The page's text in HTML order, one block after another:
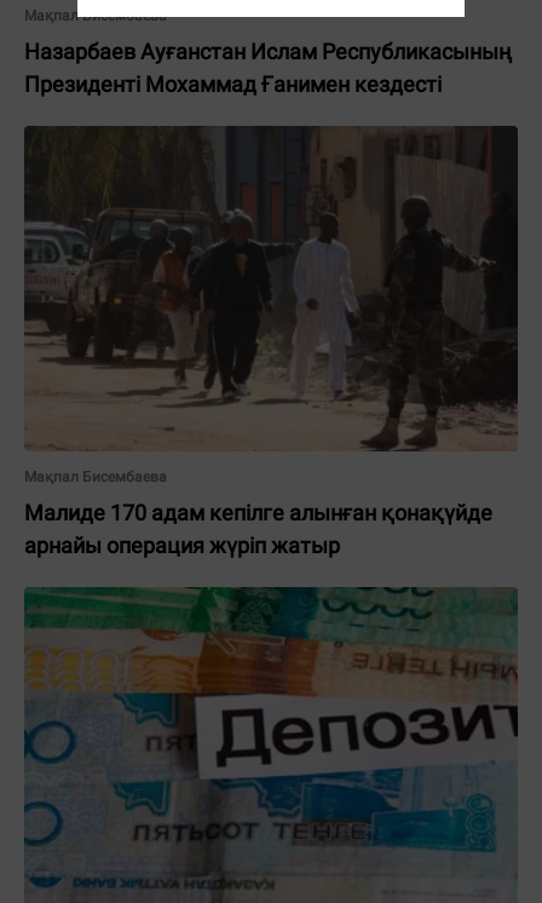
Мақпал Бисембаева
Назарбаев Ауғанстан Ислам Республикасының
Президенті Мохаммад Ғанимен кездесті
Мақпал Бисембаева
Малиде 170 адам кепілге алынған қонақүйде
арнайы операция жүріп жатыр